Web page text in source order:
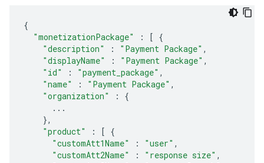
{
"monetizationPackage"
: [ {
"description"
: "Payment Package" ,
"displayName"
: "Payment Package" ,
"id"
: "payment_package" ,
"name"
: "Payment Package" ,
"organization"
:
{
...
},
"product"
: [ {
"customAtt1Name"
: "user" ,
"customAtt2Name"
: "response size" ,